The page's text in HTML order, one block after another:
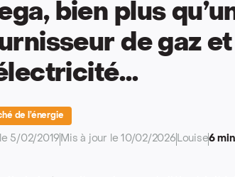
bien plus
de gaz et
de l’énergie
5/02/2019 Mis à jour le 10/02/2026 Louise6